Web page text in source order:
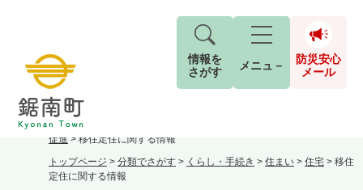
情報を
さがす
メニュ－
防災安心
メール
キーワード検索
現在地 トップページ
促進 > 移住定住に関する情報
トップページ > 分類でさがす > くらし・手続き > 住まい > 住宅 > 移住
定住に関する情報